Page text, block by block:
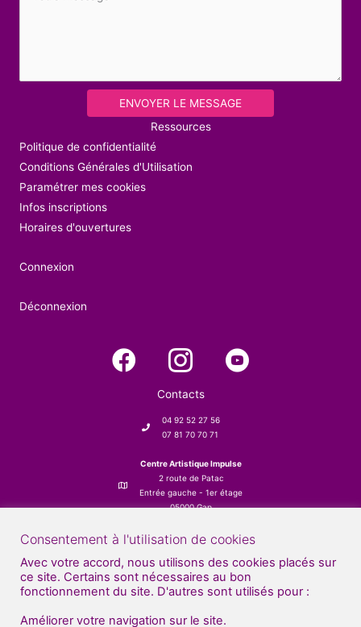
ENVOYER LE MESSAGE
Ressources
Politique de confidentialité
Conditions Générales d'Utilisation
Paramétrer mes cookies
Infos inscriptions
Horaires d'ouvertures
Connexion
Déconnexion
Contacts
04 92 52 27 56
07 81 70 70 71
Centre Artistique Impulse
2 route de Patac
Entrée gauche - 1er étage
05000 Gap
Consentement à l'utilisation de cookies
Avec votre accord, nous utilisons des cookies placés sur
ce site. Certains sont nécessaires au bon
fonctionnement du site. D'autres sont utilisés pour :
Améliorer votre navigation sur le site.